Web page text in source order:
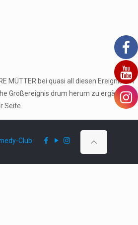
MÜTTER bei quasi all diesen Ereignissen
Großereignis drum herum zu ergänzen
Seite.
Club